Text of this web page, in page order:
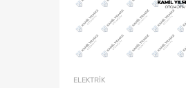
ELEKTRIK